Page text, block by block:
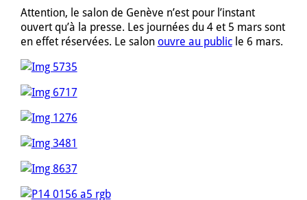
Attention, le salon de Genève n’est pour l’instant
ouvert qu’à la presse. Les journées du 4 et 5 mars sont
en effet réservées. Le salon ouvre au publicle 6 mars.